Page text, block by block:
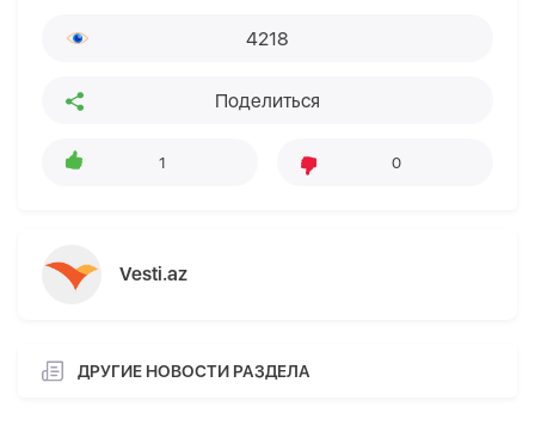
4218
Поделиться
1 0
Vesti.az
ДРУГИЕ НОВОСТИ РАЗДЕЛА